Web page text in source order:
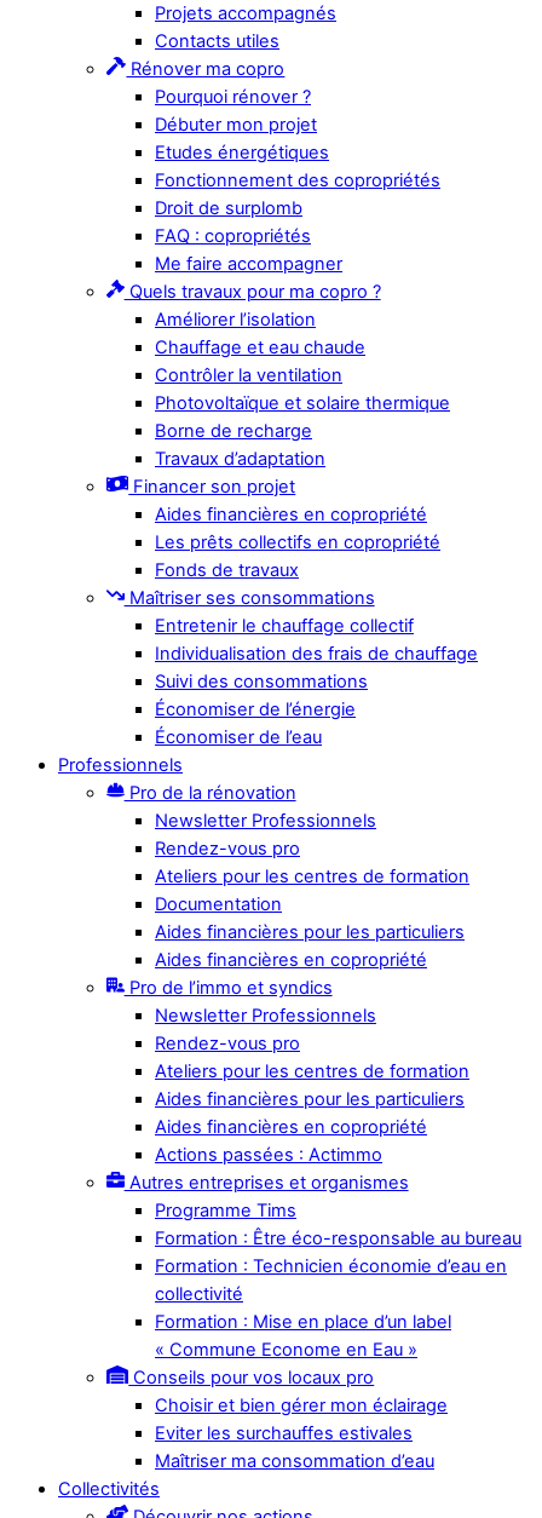
Projets accompagnés
Contacts utiles
Rénover ma copro
Pourquoi rénover ?
Débuter mon projet
Etudes énergétiques
Fonctionnement des copropriétés
Droit de surplomb
FAQ : copropriétés
Me faire accompagner
Quels travaux pour ma copro ?
Améliorer l’isolation
Chauffage et eau chaude
Contrôler la ventilation
Photovoltaïque et solaire thermique
Borne de recharge
Travaux d’adaptation
Financer son projet
Aides financières en copropriété
Les prêts collectifs en copropriété
Fonds de travaux
Maîtriser ses consommations
Entretenir le chauffage collectif
Individualisation des frais de chauffage
Suivi des consommations
Économiser de l’énergie
Économiser de l’eau
Professionnels
Pro de la rénovation
Newsletter Professionnels
Rendez-vous pro
Ateliers pour les centres de formation
Documentation
Aides financières pour les particuliers
Aides financières en copropriété
Pro de l’immo et syndics
Newsletter Professionnels
Rendez-vous pro
Ateliers pour les centres de formation
Aides financières pour les particuliers
Aides financières en copropriété
Actions passées : Actimmo
Autres entreprises et organismes
Programme Tims
Formation : Être éco-responsable au bureau
Formation : Technicien économie d’eau en
collectivité
Formation : Mise en place d’un label
« Commune Econome en Eau »
Conseils pour vos locaux pro
Choisir et bien gérer mon éclairage
Eviter les surchauffes estivales
Maîtriser ma consommation d’eau
Collectivités